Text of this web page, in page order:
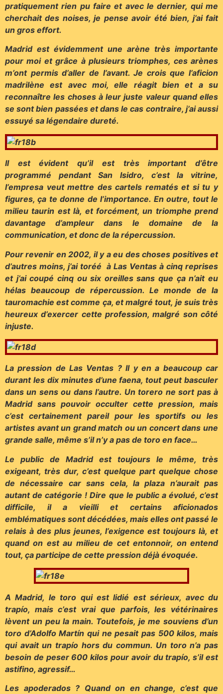
pratiquement rien pu faire et avec le dernier, qui me
cherchait des noises, je pense avoir été bien, j’ai fait
un gros effort.
Madrid est évidemment une arène très importante
pour moi et grâce à plusieurs triomphes, ces arènes
m’ont permis d’aller de l’avant. Je crois que l’aficion
madrilène est avec moi, elle réagit bien et a su
reconnaître les choses à leur juste valeur quand elles
se sont bien passées et dans le cas contraire, j’ai aussi
essuyé sa légendaire dureté.
Il est évident qu’il est très important d’être
programmé pendant San Isidro, c’est la vitrine,
l’empresa veut mettre des cartels rematés et si tu y
figures, ça te donne de l’importance. En outre, tout le
milieu taurin est là, et forcément, un triomphe prend
davantage d’ampleur dans le domaine de la
communication, et donc de la répercussion.
Pour revenir en 2002, il y a eu des choses positives et
d’autres moins, j’ai toréé à Las Ventas à cinq reprises
et j’ai coupé cinq ou six oreilles sans que ça n’ait eu
hélas beaucoup de répercussion. Le monde de la
tauromachie est comme ça, et malgré tout, je suis très
heureux d’exercer cette profession, malgré son côté
injuste.
La pression de Las Ventas ? Il y en a beaucoup car
durant les dix minutes d’une faena, tout peut basculer
dans un sens ou dans l’autre. Un torero ne sort pas à
Madrid sans pouvoir occulter cette pression, mais
c’est certainement pareil pour les sportifs ou les
artistes avant un grand match ou un concert dans une
grande salle, même s’il n’y a pas de toro en face…
Le public de Madrid est toujours le même, très
exigeant, très dur, c’est quelque part quelque chose
de nécessaire car sans cela, la plaza n’aurait pas
autant de catégorie ! Dire que le public a évolué, c’est
difficile, il a vieilli et certains aficionados
emblématiques sont décédées, mais elles ont passé le
relais à des plus jeunes, l’exigence est toujours là, et
quand on est au milieu de cet entonnoir, on entend
tout, ça participe de cette pression déjà évoquée.
A Madrid, le toro qui est lidié est sérieux, avec du
trapío, mais c’est vrai que parfois, les vétérinaires
lèvent un peu la main. Toutefois, je me souviens d’un
toro d’Adolfo Martín qui ne pesait pas 500 kilos, mais
qui avait un trapío hors du commun. Un toro n’a pas
besoin de peser 600 kilos pour avoir du trapío, s’il est
astifino, agressif…
Les apoderados ? Quand on en change, c’est que